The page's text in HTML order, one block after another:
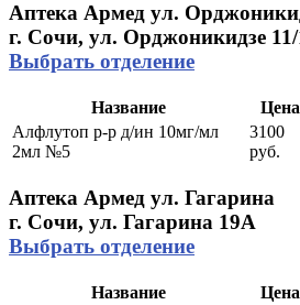
Аптека Армед ул.
г. Сочи, ул. Орджоникидзе 11/
Выбрать отделение
Название Цена
Алфлутоп р-р д/ин 10мг/мл
2мл №5
3100
руб.
Аптека Армед ул. Гагарина
г. Сочи, ул. Гагарина 19А
Выбрать отделение
Название Цена